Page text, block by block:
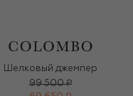
Шелковый джемпер
99 500 ₽